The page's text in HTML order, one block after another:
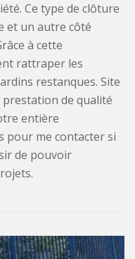
Ce type de clôture
et un autre côté
à cette
rattraper les
restanques. Site
de qualité
entière
pour me contacter si
de pouvoir